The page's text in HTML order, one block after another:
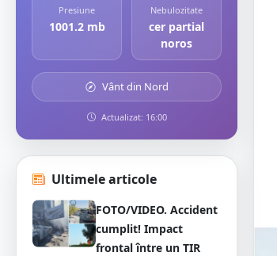
Presiune
1001.2 mb
Nebulozitate
cer partial
noros
Vânt din Nord
Actualizat: 16:00
Ultimele articole
FOTO/VIDEO. Accident
cumplit! Impact
frontal între un TIR